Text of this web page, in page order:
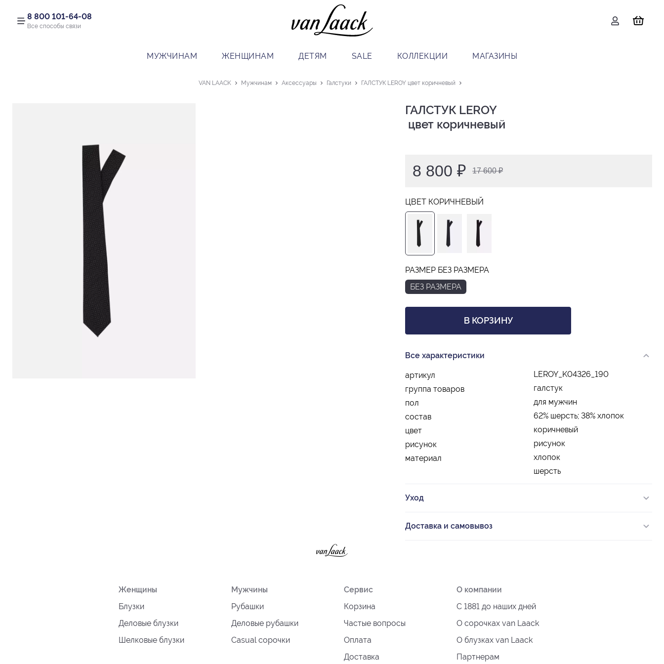
8 800 101-64-08
Все способы связи
МУЖЧИНАМ ЖЕНЩИНАМ ДЕТЯМ SALE КОЛЛЕКЦИИ МАГАЗИНЫ
VAN LAACK Мужчинам Аксессуары Галстуки ГАЛСТУК LEROY цвет коричневый
ГАЛСТУК LEROY
цвет коричневый
8 800 ₽ 17 600 ₽
ЦВЕТ КОРИЧНЕВЫЙ
РАЗМЕР БЕЗ РАЗМЕРА
БЕЗ РАЗМЕРА
В КОРЗИНУ
Все характеристики
артикул
LEROY_K04326_190
группа товаров
галстук
пол
для мужчин
состав
62% шерсть; 38% хлопок
цвет
коричневый
рисунок
рисунок
материал
хлопок
шерсть
Уход
Доставка и самовывоз
Женщины
Блузки
Деловые блузки
Шелковые блузки
Мужчины
Рубашки
Деловые рубашки
Casual сорочки
Сервис
Корзина
Частые вопросы
Оплата
Доставка
О компании
С 1881 до наших дней
О сорочках van Laack
О блузках van Laack
Партнерам